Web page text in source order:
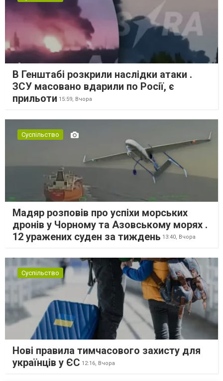
В Генштабі розкрили наслідки атаки .
ЗСУ масовано вдарили по Росії, є
прильоти 15:59, Вчора
Суспільство
Мадяр розповів про успіхи морських
дронів у Чорному та Азовському морях .
12 уражених суден за тиждень 13:40, Вчора
Суспільство
Нові правила тимчасового захисту для
українців у ЄС 12:16, Вчора